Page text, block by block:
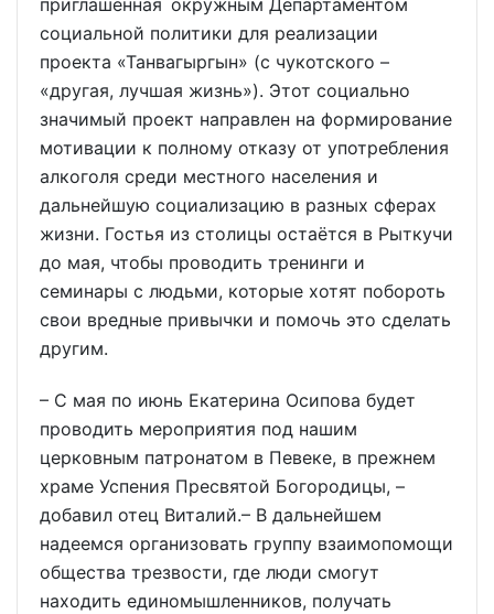
приглашённая окружным Департаментом
социальной политики для реализации
проекта «Танвагыргын» (с чукотского –
«другая, лучшая жизнь»). Этот социально
значимый проект направлен на формирование
мотивации к полному отказу от употребления
алкоголя среди местного населения и
дальнейшую социализацию в разных сферах
жизни. Гостья из столицы остаётся в Рыткучи
до мая, чтобы проводить тренинги и
семинары с людьми, которые хотят побороть
свои вредные привычки и помочь это сделать
другим.
– С мая по июнь Екатерина Осипова будет
проводить мероприятия под нашим
церковным патронатом в Певеке, в прежнем
храме Успения Пресвятой Богородицы, –
добавил отец Виталий.– В дальнейшем
надеемся организовать группу взаимопомощи
общества трезвости, где люди смогут
находить единомышленников, получать